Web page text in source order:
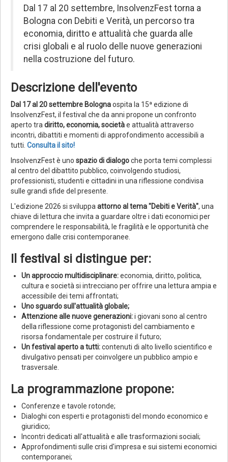
Dal 17 al 20 settembre, InsolvenzFest torna a
Bologna con Debiti e Verità, un percorso tra
economia, diritto e attualità che guarda alle
crisi globali e al ruolo delle nuove generazioni
nella costruzione del futuro.
Descrizione dell'evento
Dal 17 al 20 settembre Bolognaospita la 15ª edizione di
InsolvenzFest, il festival che da anni propone un confronto
aperto tra diritto, economia, societàe attualità attraverso
incontri, dibattiti e momenti di approfondimento accessibili a
tutti. Consulta il sito!
InsolvenzFest è uno spazio di dialogoche porta temi complessi
al centro del dibattito pubblico, coinvolgendo studiosi,
professionisti, studenti e cittadini in una riflessione condivisa
sulle grandi sfide del presente.
L'edizione 2026 si sviluppa attorno al tema "Debiti e Verità", una
chiave di lettura che invita a guardare oltre i dati economici per
comprendere le responsabilità, le fragilità e le opportunità che
emergono dalle crisi contemporanee.
Il festival si distingue per:
Un approccio multidisciplinare:economia, diritto, politica,
cultura e società si intrecciano per offrire una lettura ampia e
accessibile dei temi affrontati;
Uno sguardo sull'attualità globale;
Attenzione alle nuove generazioni:i giovani sono al centro
della riflessione come protagonisti del cambiamento e
risorsa fondamentale per costruire il futuro;
Un festival aperto a tutti:contenuti di alto livello scientifico e
divulgativo pensati per coinvolgere un pubblico ampio e
trasversale.
La programmazione propone:
Conferenze e tavole rotonde;
Dialoghi con esperti e protagonisti del mondo economico e
giuridico;
Incontri dedicati all'attualità e alle trasformazioni sociali;
Approfondimenti sulle crisi d'impresa e sui sistemi economici
contemporanei;